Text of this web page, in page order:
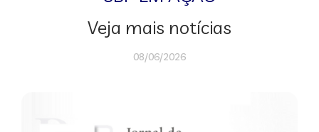
Veja mais notícias
08/06/2026